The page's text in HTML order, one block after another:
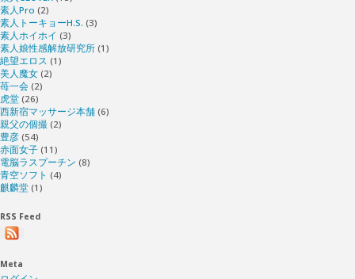
素人Pro (2)
素人トーキョーH.S. (3)
素人ホイホイ (3)
素人娘性感解放研究所 (1)
絶望エロス (1)
美人魔女 (2)
苺一会 (2)
虎堂 (26)
西新宿マッサージ本舗 (6)
親父の個撮 (2)
豊彦 (54)
赤面女子 (11)
電脳ラスプーチン (8)
青空ソフト (4)
麒麟堂 (1)
RSS Feed
Meta